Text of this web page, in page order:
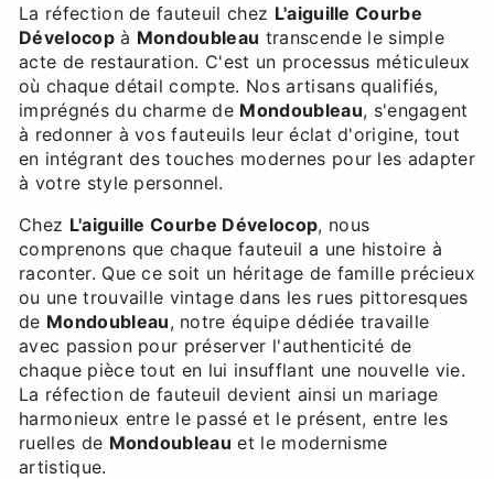
La réfection de fauteuil chez L'aiguille Courbe
Dévelocopà Mondoubleau transcende le simple
acte de restauration. C'est un processus méticuleux
où chaque détail compte. Nos artisans qualifiés,
imprégnés du charme de Mondoubleau, s'engagent
à redonner à vos fauteuils leur éclat d'origine, tout
en intégrant des touches modernes pour les adapter
à votre style personnel.
Chez L'aiguille Courbe Dévelocop, nous
comprenons que chaque fauteuil a une histoire à
raconter. Que ce soit un héritage de famille précieux
ou une trouvaille vintage dans les rues pittoresques
de Mondoubleau, notre équipe dédiée travaille
avec passion pour préserver l'authenticité de
chaque pièce tout en lui insufflant une nouvelle vie.
La réfection de fauteuil devient ainsi un mariage
harmonieux entre le passé et le présent, entre les
ruelles de Mondoubleau et le modernisme
artistique.